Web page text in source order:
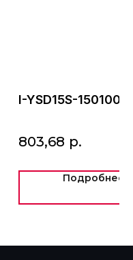
I-YSD15S-1501000
803,68 р.
Подробнее